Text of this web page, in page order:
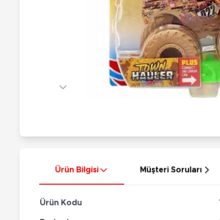
Silahlar
Silah Setleri
Kılıç Setleri
Ok Setleri
Ürün Bilgisi Müşteri Soruları
Ürün Kodu